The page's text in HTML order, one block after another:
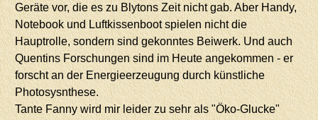
Geräte vor, die es zu Blytons Zeit nicht gab. Aber Handy,
Notebook und Luftkissenboot spielen nicht die
Hauptrolle, sondern sind gekonntes Beiwerk. Und auch
Quentins Forschungen sind im Heute angekommen - er
forscht an der Energieerzeugung durch künstliche
Photosysnthese.
Tante Fanny wird mir leider zu sehr als "Öko-Glucke"